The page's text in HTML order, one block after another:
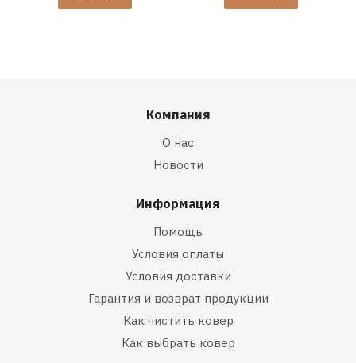
Компания
О нас
Новости
Информация
Помощь
Условия оплаты
Условия доставки
Гарантия и возврат продукции
Как чистить ковер
Как выбрать ковер